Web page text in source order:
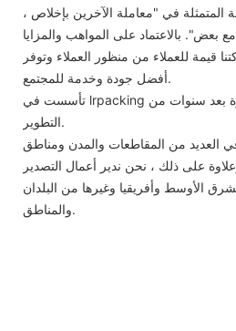
في "معاملة الآخرين بإخلاص ،
بعض". بالاعتماد على المواهب والمزايا
قيمة للعملاء من منظور العملاء وتوفر
أفضل جودة وخدمة للمجتمع.
تأسست في lrpacking وأصبحت مؤسسة مشهورة بعد سنوات من
التطوير.
في العديد من المقاطعات والمدن ومناطق
على ذلك ، نحن ندير أعمال التصدير
الأوسط وأفريقيا وغيرها من البلدان
والمناطق.